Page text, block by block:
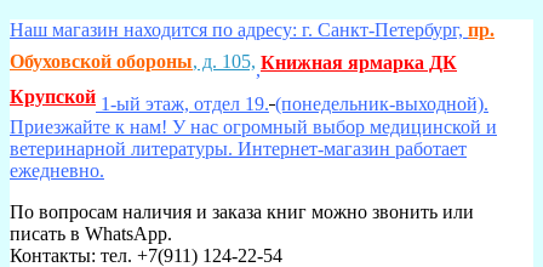
Наш магазин находится по адресу: г. Санкт-Петербург, пр.
Обуховской обороны, д. 105,,Книжная ярмарка ДК
Крупской 1-ый этаж, отдел 19. (понедельник-выходной).
Приезжайте к нам! У нас огромный выбор медицинской и
ветеринарной литературы. Интернет-магазин работает
ежедневно.
По вопросам наличия и заказа книг можно звонить или
писать в WhatsApp.
Контакты: тел. +7(911) 124-22-54